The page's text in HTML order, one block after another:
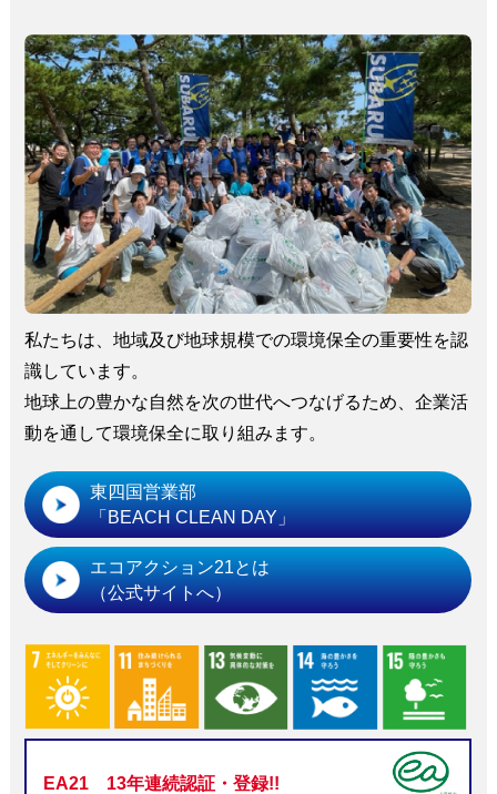
私たちは、地域及び地球規模での環境保全の重要性を認
識しています。
地球上の豊かな自然を次の世代へつなげるため、企業活
動を通して環境保全に取り組みます。
東四国営業部
「BEACH CLEAN DAY」
エコアクション21とは
（公式サイトへ）
EA21 13年連続認証・登録!!